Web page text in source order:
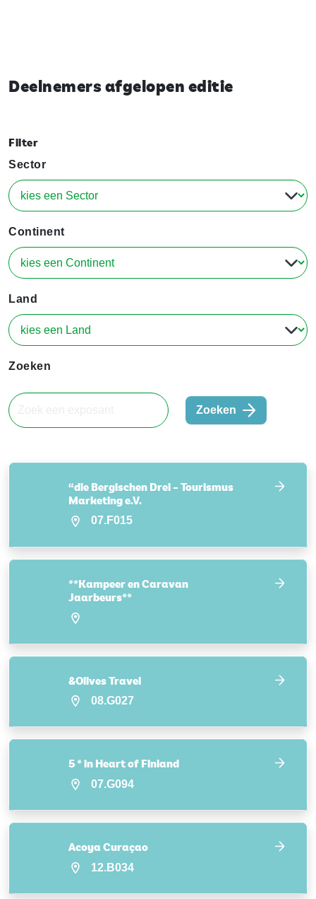
Deelnemers afgelopen editie
Filter
Sector
Continent
Land
Zoeken
Zoeken
“die Bergischen Drei – Tourismus
Marketing e.V.
07.F015
**Kampeer en Caravan
Jaarbeurs**
&Olives Travel
08.G027
5 * in Heart of Finland
07.G094
Acoya Curaçao
12.B034